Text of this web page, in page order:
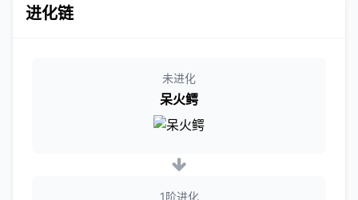
进化链
未进化
呆火鳄
1阶进化